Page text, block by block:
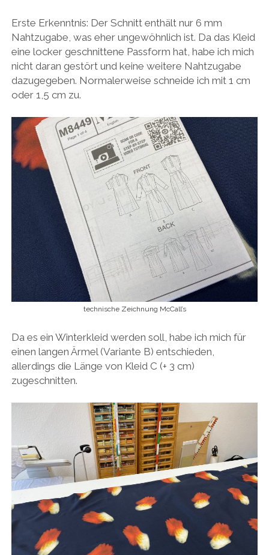
Erste Erkenntnis: Der Schnitt enthält nur 6 mm
Nahtzugabe, was eher ungewöhnlich ist. Da das Kleid
eine locker geschnittene Passform hat, habe ich mich
nicht daran gestört und keine weitere Nahtzugabe
dazugegeben. Normalerweise schneide ich mit 1 cm
oder 1,5 cm zu.
technische Zeichnung McCall’s
Da es ein Winterkleid werden soll, habe ich mich für
einen langen Ärmel (Variante B) entschieden,
allerdings die Länge von Kleid C (+ 3 cm)
zugeschnitten.